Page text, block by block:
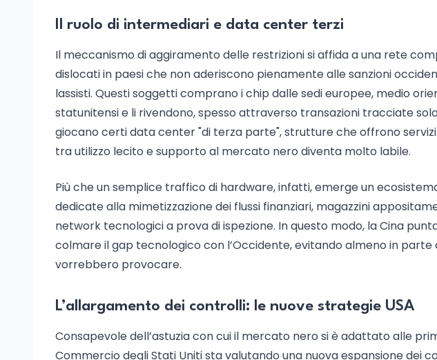
Il ruolo di intermediari e data center terzi
Il meccanismo di aggiramento delle restrizioni si affida a una rete
dislocati in paesi che non aderiscono pienamente alle sanzioni
lassisti. Questi soggetti comprano i chip dalle sedi europee, medio
statunitensi e li rivendono, spesso attraverso transazioni tracciate
giocano certi data center "di terza parte", strutture che offrono
tra utilizzo lecito e supporto al mercato nero diventa molto labile.
Più che un semplice traffico di hardware, infatti, emerge un
dedicate alla mimetizzazione dei flussi finanziari, magazzini
network tecnologici a prova di ispezione. In questo modo, la Cina
colmare il gap tecnologico con l’Occidente, evitando almeno in parte
vorrebbero provocare.
L’allargamento dei controlli: le nuove strategie USA
Consapevole dell’astuzia con cui il mercato nero si è adattato alle
Commercio degli Stati Uniti sta valutando una nuova espansione dei